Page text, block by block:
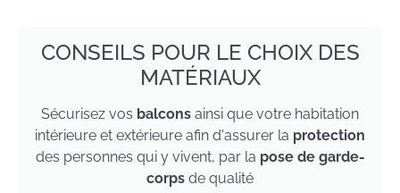
CONSEILS POUR LE CHOIX DES
MATÉRIAUX
Sécurisez vos balcons ainsi que votre habitation
intérieure et extérieure afin d'assurer la protection
des personnes qui y vivent, par la pose de garde-
corps de qualité